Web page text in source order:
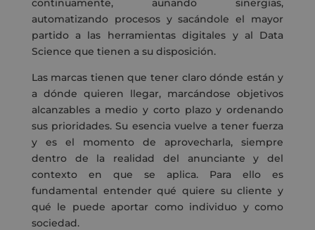
continuamente, aunando sinergias,
automatizando procesos y sacándole el mayor
partido a las herramientas digitales y al Data
Science que tienen a su disposición.
Las marcas tienen que tener claro dónde están y
a dónde quieren llegar, marcándose objetivos
alcanzables a medio y corto plazo y ordenando
sus prioridades. Su esencia vuelve a tener fuerza
y es el momento de aprovecharla, siempre
dentro de la realidad del anunciante y del
contexto en que se aplica. Para ello es
fundamental entender qué quiere su cliente y
qué le puede aportar como individuo y como
sociedad.